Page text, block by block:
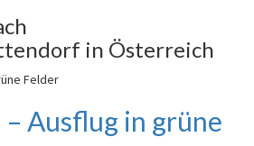
in Österreich
Felder
Ausflug in grüne